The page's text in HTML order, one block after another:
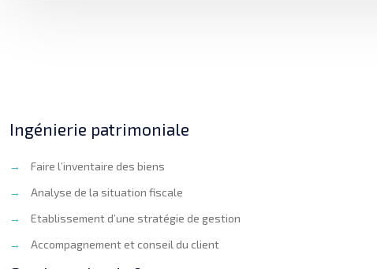
Ingénierie patrimoniale
→
Faire l’inventaire des biens
→
Analyse de la situation fiscale
→
Etablissement d’une stratégie de gestion
→
Accompagnement et conseil du client